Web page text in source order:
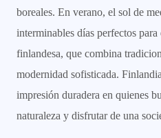
boreales. En verano, el sol de
interminables días perfectos
finlandesa, que combina
modernidad sofisticada.
impresión duradera en quienes
naturaleza y disfrutar de una